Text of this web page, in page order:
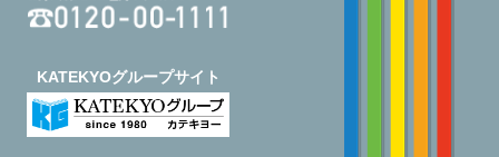
KATEKYOグループサイト